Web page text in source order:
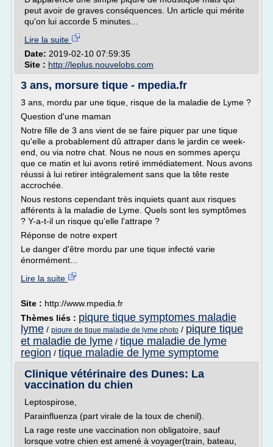
peut avoir de graves conséquences. Un article qui mérite
qu'on lui accorde 5 minutes...
Lire la suite
Date: 2019-02-10 07:59:35
Site : http://leplus.nouvelobs.com
3 ans, morsure tique - mpedia.fr
3 ans, mordu par une tique, risque de la maladie de Lyme ?
Question d'une maman
Notre fille de 3 ans vient de se faire piquer par une tique
qu'elle a probablement dû attraper dans le jardin ce week-
end, ou via notre chat. Nous ne nous en sommes aperçu
que ce matin et lui avons retiré immédiatement. Nous avons
réussi à lui retirer intégralement sans que la tête reste
accrochée.
Nous restons cependant très inquiets quant aux risques
afférents à la maladie de Lyme. Quels sont les symptômes
? Y-a-t-il un risque qu'elle l'attrape ?
Réponse de notre expert
Le danger d'être mordu par une tique infecté varie
énormément...
Lire la suite
Site : http://www.mpedia.fr
Thèmes liés : piqure tique symptomes maladie
lyme / piqure de tique maladie de lyme photo / piqure tique
et maladie de lyme / tique maladie de lyme
region / tique maladie de lyme symptome
Clinique vétérinaire des Dunes: La
vaccination du chien
Leptospirose,
Parainfluenza (part virale de la toux de chenil).
La rage reste une vaccination non obligatoire, sauf
lorsque votre chien est amené à voyager(train, bateau,